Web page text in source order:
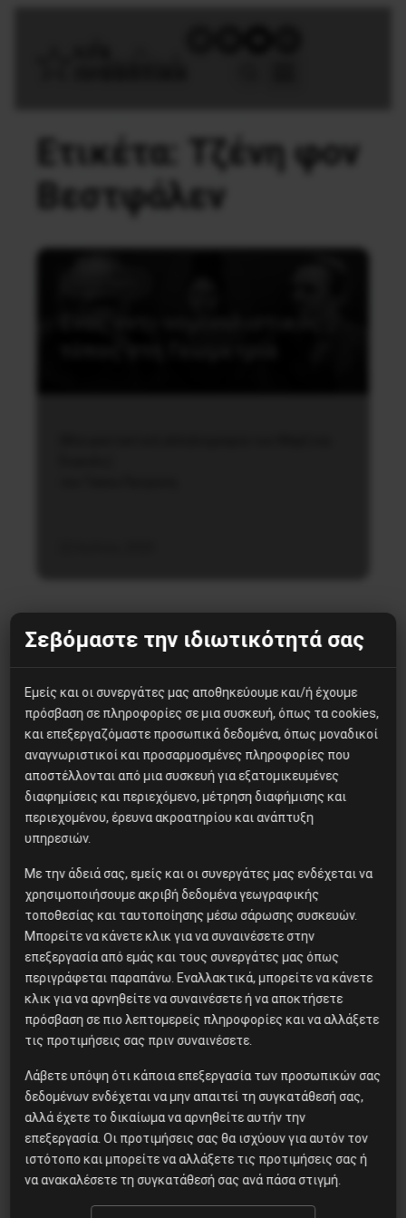
Ετικέτα:
Τζένη φον
Βεστφάλεν
Δημοφιλή Άρθρα
Η Eπανάσταση της 19 Ιουλίου
1936 στην Iσπανία
Η Μπουρκίνα Φάσο του Τραορέ
αντι-ιμπεριαλιστική σχισμή
της ιστορίας
Besa, το νέο πολιτικό
μανιφέστο του Ράμα
Το ΑΙ βαθαίνει την Κρίση
Η Φινλανδία στο ρυθμό του
πολέμου
Σεβόμαστε την ιδιωτικότητά σας
Εμείς και οι συνεργάτες μας αποθηκεύουμε και/ή έχουμε
πρόσβαση σε πληροφορίες σε μια συσκευή, όπως τα cookies,
και επεξεργαζόμαστε προσωπικά δεδομένα, όπως μοναδικοί
αναγνωριστικοί και προσαρμοσμένες πληροφορίες που
αποστέλλονται από μια συσκευή για εξατομικευμένες
διαφημίσεις και περιεχόμενο, μέτρηση διαφήμισης και
περιεχομένου, έρευνα ακροατηρίου και ανάπτυξη
υπηρεσιών.
Με την άδειά σας, εμείς και οι συνεργάτες μας ενδέχεται να
χρησιμοποιήσουμε ακριβή δεδομένα γεωγραφικής
τοποθεσίας και ταυτοποίησης μέσω σάρωσης συσκευών.
Μπορείτε να κάνετε κλικ για να συναινέσετε στην
επεξεργασία από εμάς και τους συνεργάτες μας όπως
περιγράφεται παραπάνω. Εναλλακτικά, μπορείτε να κάνετε
κλικ για να αρνηθείτε να συναινέσετε ή να αποκτήσετε
πρόσβαση σε πιο λεπτομερείς πληροφορίες και να αλλάξετε
τις προτιμήσεις σας πριν συναινέσετε.
Λάβετε υπόψη ότι κάποια επεξεργασία των προσωπικών σας
δεδομένων ενδέχεται να μην απαιτεί τη συγκατάθεσή σας,
αλλά έχετε το δικαίωμα να αρνηθείτε αυτήν την
επεξεργασία. Οι προτιμήσεις σας θα ισχύουν για αυτόν τον
ιστότοπο και μπορείτε να αλλάξετε τις προτιμήσεις σας ή
να ανακαλέσετε τη συγκατάθεσή σας ανά πάσα στιγμή.